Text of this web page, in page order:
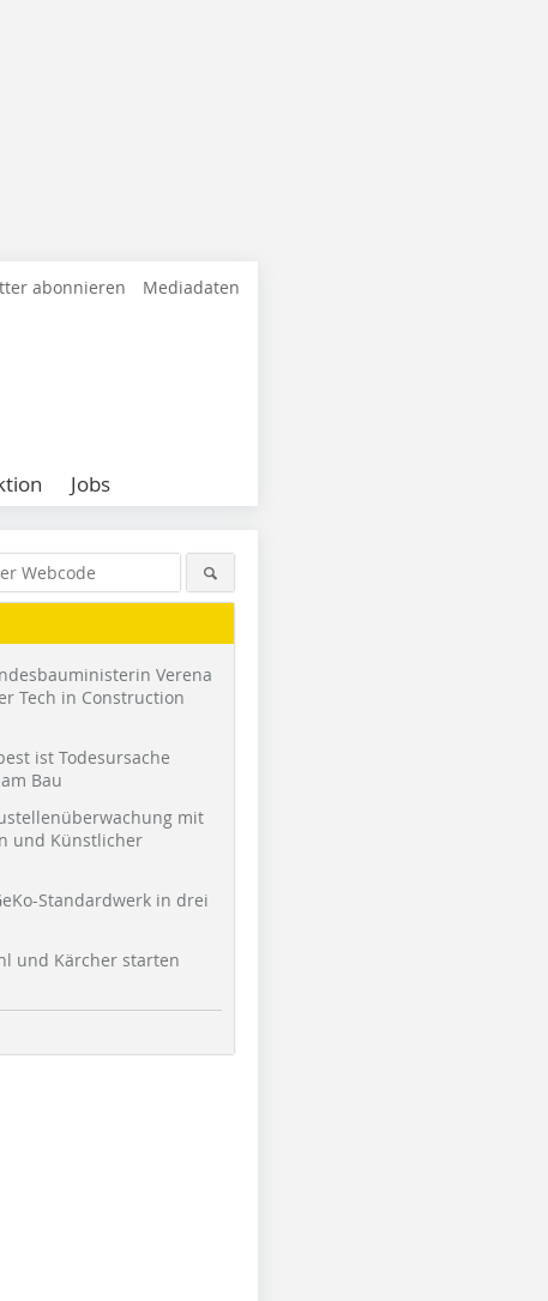
abonnieren Mediadaten
Jobs
Verena
Tech in Construction
ist Todesursache
Bau
mit
und Künstlicher
Standardwerk in drei
und Kärcher starten